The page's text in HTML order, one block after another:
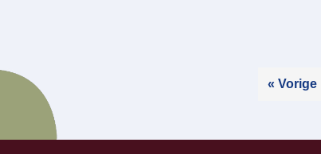
« Vorige